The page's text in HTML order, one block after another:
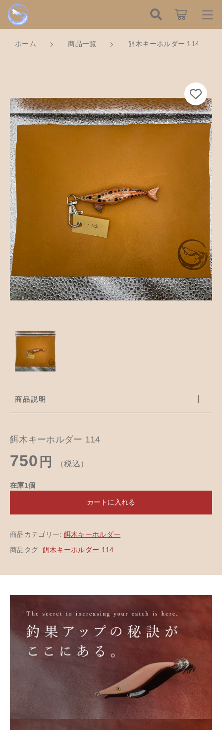
ホーム 商品一覧 餌木キーホルダー 114
商品説明
餌木キーホルダー 114
750 円 （税込）
在庫1個
カートに入れる
商品カテゴリー: 餌木キーホルダー
商品タグ: 餌木キーホルダー 114
カートに商品を追加しました
750円（税込）
ショッピングを続ける
カートを確認する
ログイン / 会員登録
お気に入り
新着商品から探す
Tomorrow is a new dayについて
ショッピングガイド
お知らせ
ブログ
お問い合わせ
ハンドメイドの餌木（エギ）
餌木キーホルダー
木工小物
革製品
アクセサリー
木工ペット用品
樹脂粘土
こだわり検索
価格帯
その他
セール
並び順